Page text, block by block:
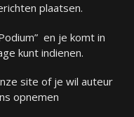
plaatsen.
en je komt in
kunt indienen.
site of je wil auteur
opnemen